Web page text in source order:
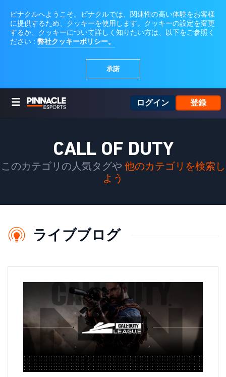
ログイン 登録
CALL OF DUTY
このカテゴリの人気タグや 他のカテゴリを検索し
よう
ライブブログ